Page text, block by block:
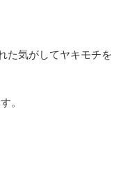
た気がしてヤキモチを
。